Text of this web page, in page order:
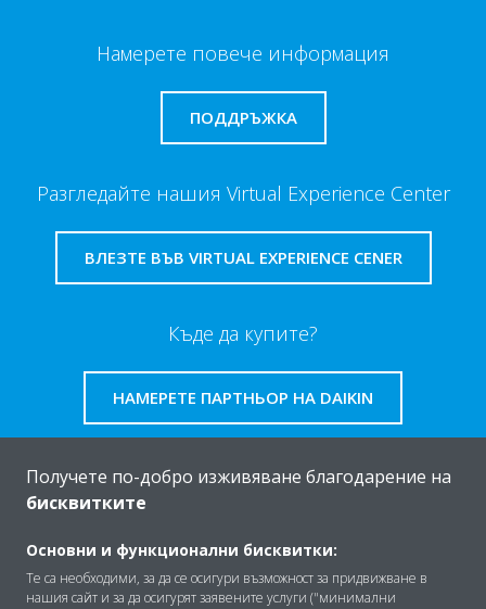
Намерете повече информация
ПОДДРЪЖКА
Разгледайте нашия Virtual Experience Center
ВЛЕЗТЕ ВЪВ VIRTUAL EXPERIENCE CENER
Къде да купите?
НАМЕРЕТЕ ПАРТНЬОР НА DAIKIN
Получете по-добро изживяване благодарение на
бисквитките
Основни и функционални бисквитки:
Те са необходими, за да се осигури възможност за придвижване в
нашия сайт и за да осигурят заявените услуги ("минимални